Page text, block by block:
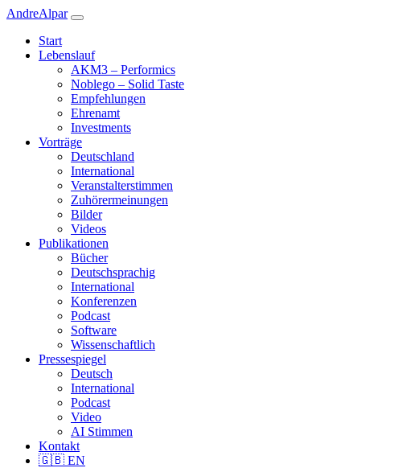
AndreAlpar
Start
Lebenslauf
AKM3 – Performics
Noblego – Solid Taste
Empfehlungen
Ehrenamt
Investments
Vorträge
Deutschland
International
Veranstalterstimmen
Zuhörermeinungen
Bilder
Videos
Publikationen
Bücher
Deutschsprachig
International
Konferenzen
Podcast
Software
Wissenschaftlich
Pressespiegel
Deutsch
International
Podcast
Video
AI Stimmen
Kontakt
🇬🇧 EN